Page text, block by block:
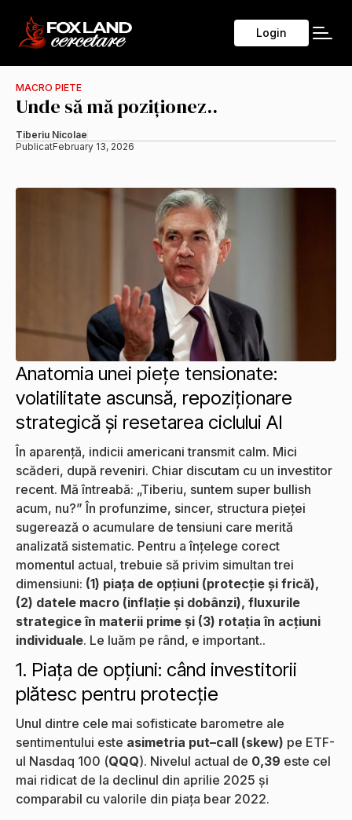
Login
MACRO PIETE
Unde să mă poziționez..
Tiberiu Nicolae
PublicatFebruary 13, 2026
Anatomia unei piețe tensionate:
volatilitate ascunsă, repoziționare
strategică și resetarea ciclului AI
În aparență, indicii americani transmit calm. Mici
scăderi, după reveniri. Chiar discutam cu un investitor
recent. Mă întreabă: „Tiberiu, suntem super bullish
acum, nu?” În profunzime, sincer, structura pieței
sugerează o acumulare de tensiuni care merită
analizată sistematic. Pentru a înțelege corect
momentul actual, trebuie să privim simultan trei
dimensiuni: (1) piața de opțiuni (protecție și frică),
(2) datele macro (inflație și dobânzi), fluxurile
strategice în materii prime și (3) rotația în acțiuni
individuale. Le luăm pe rând, e important..
1. Piața de opțiuni: când investitorii
plătesc pentru protecție
Unul dintre cele mai sofisticate barometre ale
sentimentului este asimetria put–call (skew) pe ETF-
ul Nasdaq 100 (QQQ). Nivelul actual de 0,39 este cel
mai ridicat de la declinul din aprilie 2025 și
comparabil cu valorile din piața bear 2022.